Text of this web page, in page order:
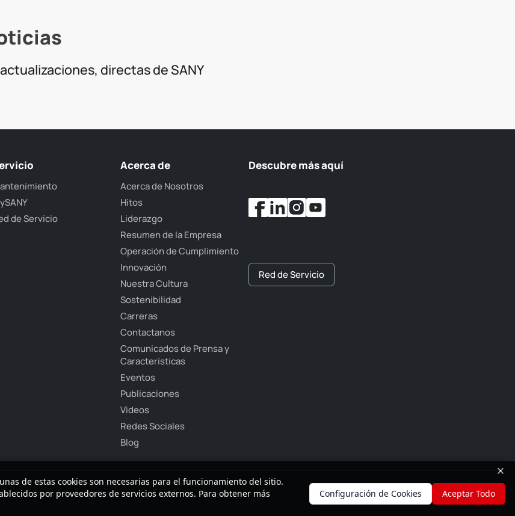
directas de SANY
de Servicio
Acerca de
Acerca de Nosotros
Hitos
Liderazgo
Resumen de la Empresa
Operación de Cumplimiento
Innovación
Nuestra Cultura
Sostenibilidad
Carreras
Contactanos
Comunicados de Prensa y
Características
Eventos
Publicaciones
Videos
Redes Sociales
Blog
Descubre más aquí
Red de Servicio
PrivacidadMapa del SitioComentariosArriba
de estas cookies son necesarias para el funcionamiento del sitio.
por proveedores de servicios externos. Para obtener más
Configuración de Cookies Aceptar Todo